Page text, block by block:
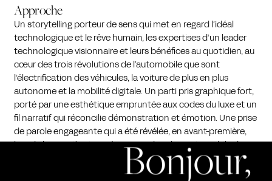
Bonjour,
Approche
Un storytelling porteur de sens qui met en regard l’idéal
technologique et le rêve humain, les expertises d’un leader
technologique visionnaire et leurs bénéfices au quotidien, au
cœur des trois révolutions de l’automobile que sont
l’électrification des véhicules, la voiture de plus en plus
autonome et la mobilité digitale. Un parti pris graphique fort,
porté par une esthétique empruntée aux codes du luxe et un
fil narratif qui réconcilie démonstration et émotion. Une prise
de parole engageante qui a été révélée, en avant-première,
lors de la première journée presse du salon automobile de